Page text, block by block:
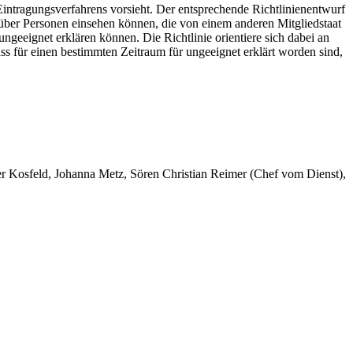
vorsieht. Der entsprechende Richtlinienentwurf
Personen einsehen können, die von einem anderen Mitgliedstaat
erklären können. Die Richtlinie orientiere sich dabei an
für einen bestimmten Zeitraum für ungeeignet erklärt worden sind,
Kosfeld, Johanna Metz, Sören Christian Reimer (Chef vom Dienst),